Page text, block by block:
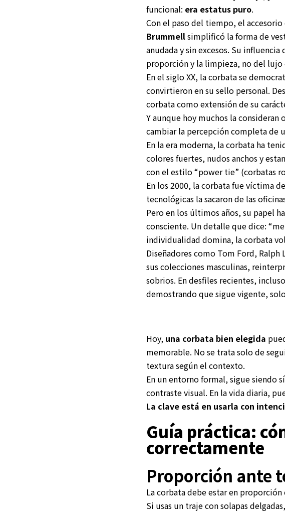
funcional: era estatus puro.
Con el paso del tiempo, el
Brummellsimplificó la forma de
anudada y sin excesos. Su
proporción y la limpieza, no del lujo
En el siglo XX, la corbata se
convirtieron en su sello personal.
corbata como extensión de su
Y aunque hoy muchos la
cambiar la percepción completa de
En la era moderna, la corbata ha
colores fuertes, nudos anchos y
con el estilo “power tie” (corbatas
En los 2000, la corbata fue víctima
tecnológicas la sacaron de las
Pero en los últimos años, su papel
consciente. Un detalle que dice:
individualidad domina, la corbata
Diseñadores como Tom Ford,
sus colecciones masculinas,
sobrios. En desfiles recientes,
demostrando que sigue vigente,
Hoy, una corbata bien elegida
memorable. No se trata solo de
textura según el contexto.
En un entorno formal, sigue siendo
contraste visual. En la vida diaria,
La clave está en usarla con
Guía práctica:
correctamente
Proporción ante
La corbata debe estar en proporción
Si usas un traje con solapas